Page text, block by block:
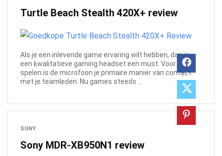
Turtle Beach Stealth 420X+ review
Als je een inlevende game ervaring wilt hebben, dan is
een kwalitatieve gaming headset een must. Voor online
spelen is de microfoon je primaire manier van contact
met je teamleden. Nu games steeds ...
SONY
Sony MDR-XB950N1 review